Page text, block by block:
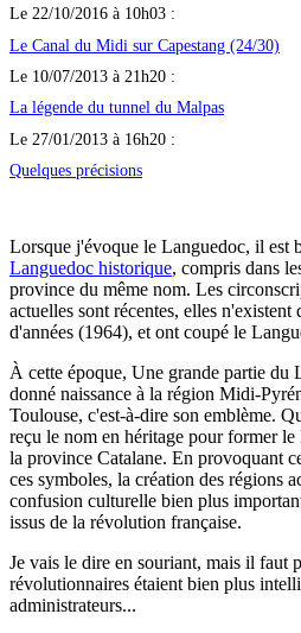
Le 22/10/2016 à 10h03 :
Le Canal du Midi sur Capestang (24/30)
Le 10/07/2013 à 21h20 :
La légende du tunnel du Malpas
Le 27/01/2013 à 16h20 :
Quelques précisions
Lorsque j'évoque le Languedoc, il est
Languedoc historique, compris dans
province du même nom. Les
actuelles sont récentes, elles
d'années (1964), et ont coupé le
À cette époque, Une grande partie du
donné naissance à la région Midi-
Toulouse, c'est-à-dire son emblème.
reçu le nom en héritage pour former
la province Catalane. En provoquant
ces symboles, la création des régions
confusion culturelle bien plus
issus de la révolution française.
Je vais le dire en souriant, mais il faut
révolutionnaires étaient bien plus
administrateurs...